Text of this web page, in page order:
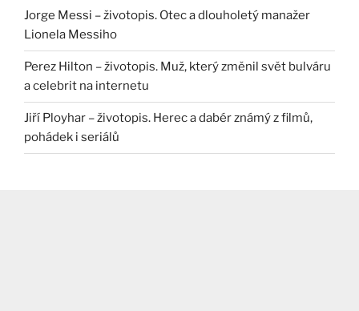
Jorge Messi – životopis. Otec a dlouholetý manažer
Lionela Messiho
Perez Hilton – životopis. Muž, který změnil svět bulváru
a celebrit na internetu
Jiří Ployhar – životopis. Herec a dabér známý z filmů,
pohádek i seriálů